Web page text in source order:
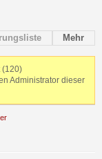
Mehr
(120)
Administrator dieser